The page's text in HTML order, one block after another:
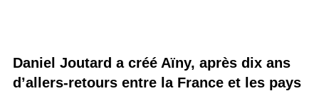
Daniel Joutard a créé Aïny, après dix ans
d’allers-retours entre la France et les pays